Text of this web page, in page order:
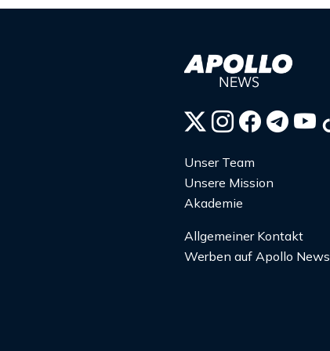
Unser Team
Unsere Mission
Akademie
Allgemeiner Kontakt
Werben auf Apollo News